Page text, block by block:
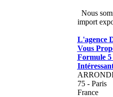
Nous
import
L'agence
Vous
Formule
75 - Paris
France